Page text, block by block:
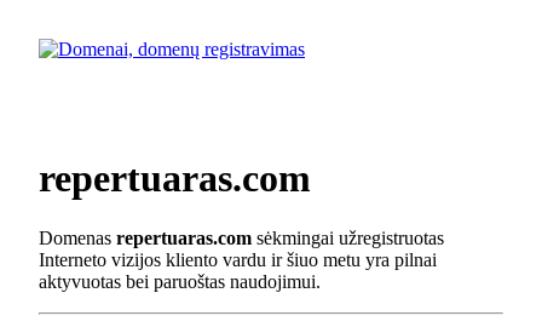
repertuaras.com
Domenas repertuaras.com sėkmingai užregistruotas
Interneto vizijos kliento vardu ir šiuo metu yra pilnai
aktyvuotas bei paruoštas naudojimui.